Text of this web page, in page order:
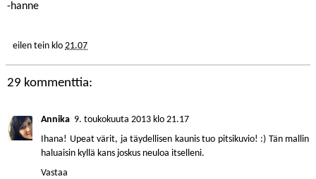
-hanne
eilen tein klo 21.07
29 kommenttia:
Annika 9. toukokuuta 2013 klo 21.17
Ihana! Upeat värit, ja täydellisen kaunis tuo pitsikuvio! :) Tän mallin
haluaisin kyllä kans joskus neuloa itselleni.
Vastaa